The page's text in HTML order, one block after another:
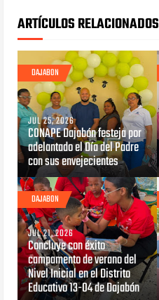
ARTÍCULOS RELACIONADOS
DAJABON
JUL 25, 2026
CONAPE Dajabón festeja por
adelantado el Día del Padre
con sus envejecientes
DAJABON
JUL 21, 2026
Concluye con éxito
campamento de verano del
Nivel Inicial en el Distrito
Educativo 13-04 de Dajabón